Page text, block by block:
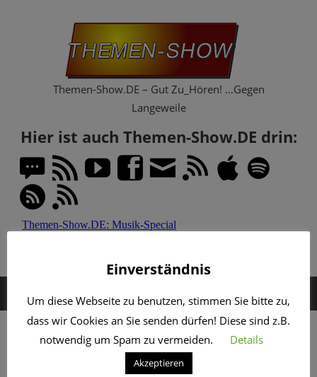
Themen-Show.DE – Gut Zu_Hören! …Gegen
Langeweile
Hier ist auch Themen-Show.DE drin:
MENÜ
SCHLAGWORT:STADT
Einverständnis
Um diese Webseite zu benutzen, stimmen Sie bitte zu,
dass wir Cookies an Sie senden dürfen! Diese sind z.B.
notwendig um Spam zu vermeiden.
Details
Akzeptieren